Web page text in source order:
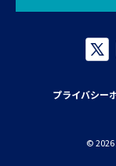
プライバシー
© 2026